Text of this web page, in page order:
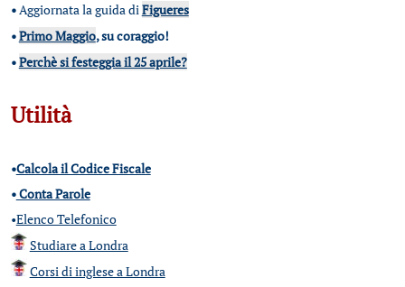
•Aggiornata la guida diFigueres
•Primo Maggio, su coraggio!
•Perchè si festeggia il 25 aprile?
Utilità
•Calcola il Codice Fiscale
•Conta Parole
•Elenco Telefonico
Studiare a Londra
Corsi di inglese a Londra